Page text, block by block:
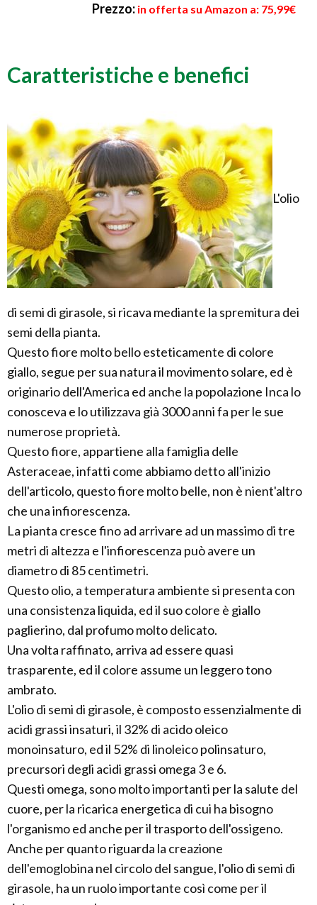
Prezzo: in offerta su Amazon a: 75,99€
Caratteristiche e benefici
L'olio
di semi di girasole, si ricava mediante la spremitura dei
semi della pianta.
Questo fiore molto bello esteticamente di colore
giallo, segue per sua natura il movimento solare, ed è
originario dell'America ed anche la popolazione Inca lo
conosceva e lo utilizzava già 3000 anni fa per le sue
numerose proprietà.
Questo fiore, appartiene alla famiglia delle
Asteraceae, infatti come abbiamo detto all'inizio
dell'articolo, questo fiore molto belle, non è nient'altro
che una infiorescenza.
La pianta cresce fino ad arrivare ad un massimo di tre
metri di altezza e l'infiorescenza può avere un
diametro di 85 centimetri.
Questo olio, a temperatura ambiente si presenta con
una consistenza liquida, ed il suo colore è giallo
paglierino, dal profumo molto delicato.
Una volta raffinato, arriva ad essere quasi
trasparente, ed il colore assume un leggero tono
ambrato.
L'olio di semi di girasole, è composto essenzialmente di
acidi grassi insaturi, il 32% di acido oleico
monoinsaturo, ed il 52% di linoleico polinsaturo,
precursori degli acidi grassi omega 3 e 6.
Questi omega, sono molto importanti per la salute del
cuore, per la ricarica energetica di cui ha bisogno
l'organismo ed anche per il trasporto dell'ossigeno.
Anche per quanto riguarda la creazione
dell'emoglobina nel circolo del sangue, l'olio di semi di
girasole, ha un ruolo importante così come per il